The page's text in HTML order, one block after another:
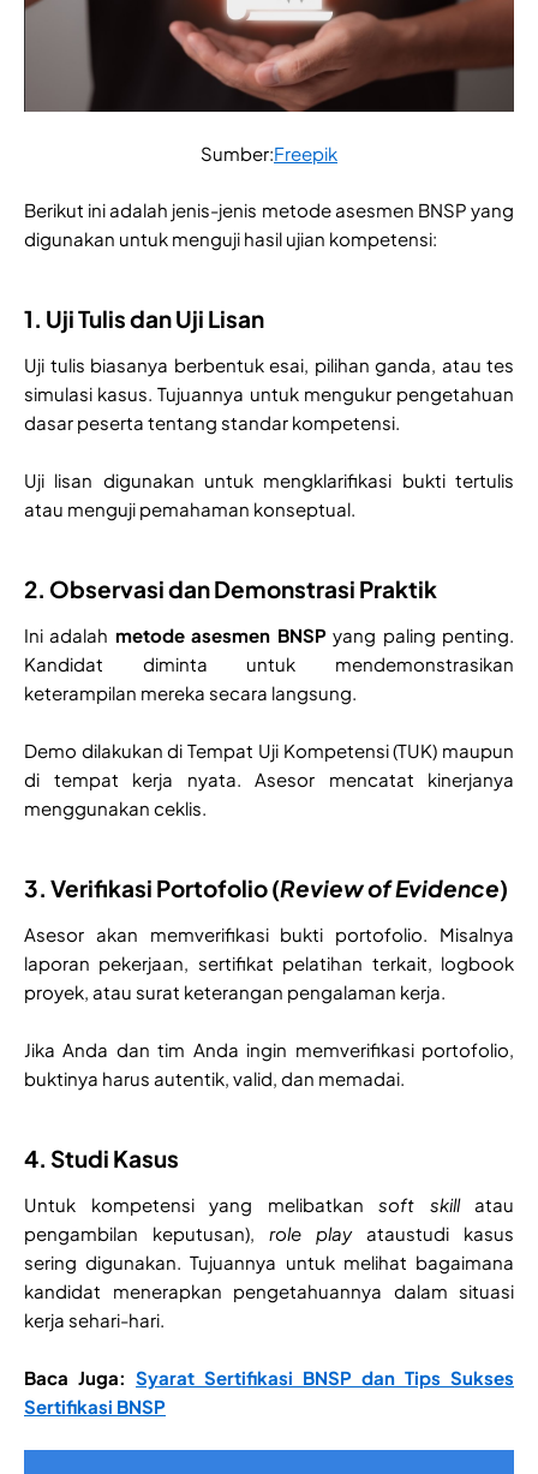
Sumber:Freepik
Berikut ini adalah jenis-jenis metode asesmen BNSP yang
digunakan untuk menguji hasil ujian kompetensi:
1. Uji Tulis dan Uji Lisan
Uji tulis biasanya berbentuk esai, pilihan ganda, atau tes
simulasi kasus. Tujuannya untuk mengukur pengetahuan
dasar peserta tentang standar kompetensi.
Uji lisan digunakan untuk mengklarifikasi bukti tertulis
atau menguji pemahaman konseptual.
2. Observasi dan Demonstrasi Praktik
Ini adalah metode asesmen BNSPyang paling penting.
Kandidat diminta untuk mendemonstrasikan
keterampilan mereka secara langsung.
Demo dilakukan di Tempat Uji Kompetensi (TUK) maupun
di tempat kerja nyata. Asesor mencatat kinerjanya
menggunakan ceklis.
3. Verifikasi Portofolio (Review of Evidence)
Asesor akan memverifikasi bukti portofolio. Misalnya
laporan pekerjaan, sertifikat pelatihan terkait, logbook
proyek, atau surat keterangan pengalaman kerja.
Jika Anda dan tim Anda ingin memverifikasi portofolio,
buktinya harus autentik, valid, dan memadai.
4. Studi Kasus
Untuk kompetensi yang melibatkan soft skillatau
pengambilan keputusan), role playataustudi kasus
sering digunakan. Tujuannya untuk melihat bagaimana
kandidat menerapkan pengetahuannya dalam situasi
kerja sehari-hari.
Baca Juga: Syarat Sertifikasi BNSP dan Tips Sukses
Sertifikasi BNSP